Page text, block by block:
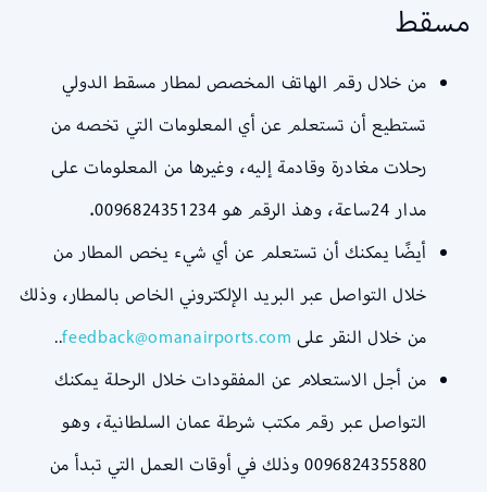
مسقط
من خلال رقم الهاتف المخصص لمطار مسقط الدولي
تستطيع أن تستعلم عن أي المعلومات التي تخصه من
رحلات مغادرة وقادمة إليه، وغيرها من المعلومات على
مدار 24ساعة، وهذ الرقم هو 0096824351234.
أيضًا يمكنك أن تستعلم عن أي شيء يخص المطار من
خلال التواصل عبر البريد الإلكتروني الخاص بالمطار، وذلك
من خلال النقر على feedback@omanairports.com
..
من أجل الاستعلام عن المفقودات خلال الرحلة يمكنك
التواصل عبر رقم مكتب شرطة عمان السلطانية، وهو
0096824355880 وذلك في أوقات العمل التي تبدأ من